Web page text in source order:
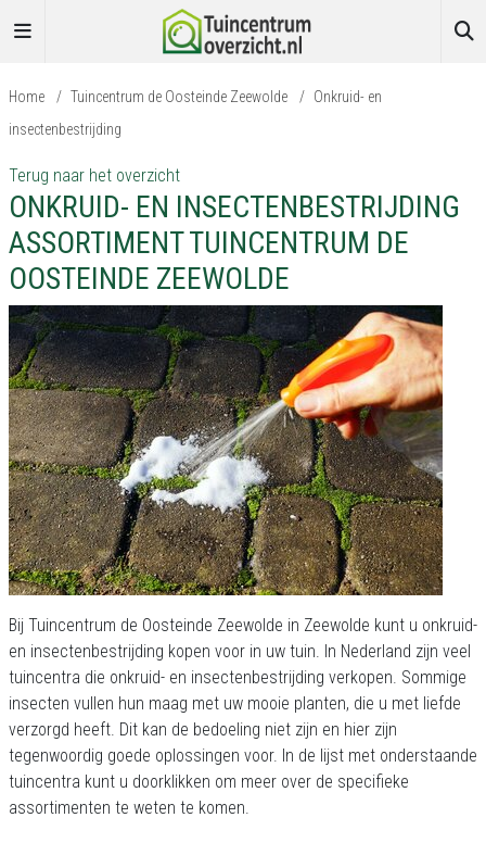
Home / Tuincentrum de Oosteinde Zeewolde / Onkruid- en
insectenbestrijding
Terug naar het overzicht
ONKRUID- EN INSECTENBESTRIJDING
ASSORTIMENT TUINCENTRUM DE
OOSTEINDE ZEEWOLDE
Bij Tuincentrum de Oosteinde Zeewolde in Zeewolde kunt u onkruid-
en insectenbestrijding kopen voor in uw tuin. In Nederland zijn veel
tuincentra die onkruid- en insectenbestrijding verkopen. Sommige
insecten vullen hun maag met uw mooie planten, die u met liefde
verzorgd heeft. Dit kan de bedoeling niet zijn en hier zijn
tegenwoordig goede oplossingen voor. In de lijst met onderstaande
tuincentra kunt u doorklikken om meer over de specifieke
assortimenten te weten te komen.